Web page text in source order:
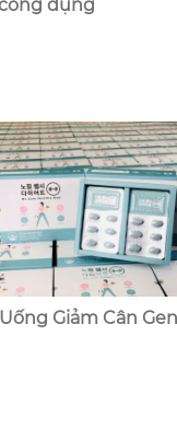
dụng
Giảm Cân